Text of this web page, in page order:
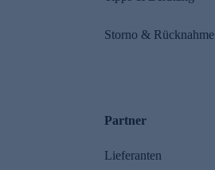
Storno & Rücknahme
Partner
Lieferanten